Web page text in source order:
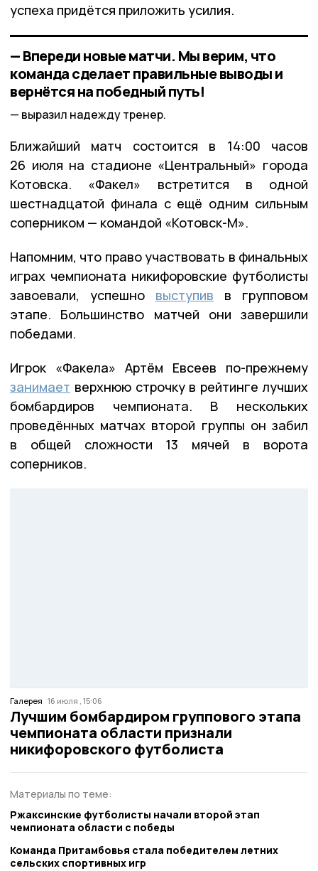
успеха придётся приложить усилия.
— Впереди новые матчи. Мы верим, что
команда сделает правильные выводы и
вернётся на победный путь!
выразил надежду тренер.
Ближайший матч состоится в 14:00 часов
26 июля на стадионе «Центральный» города
Котовска. «Факел» встретится в одной
шестнадцатой финала с ещё одним сильным
соперником — командой «Котовск-М».
Напомним, что право участвовать в финальных
играх чемпионата никифоровские футболисты
завоевали, успешно выступив в групповом
этапе. Большинство матчей они завершили
победами.
Игрок «Факела» Артём Евсеев по-прежнему
занимает верхнюю строчку в рейтинге лучших
бомбардиров чемпионата. В нескольких
проведённых матчах второй группы он забил
в общей сложности 13 мячей в ворота
соперников.
Галерея 16 июля , 15:06
Лучшим бомбардиром группового этапа
чемпионата области признали
никифоровского футболиста
Материалы по теме:
Ржаксинские футболисты начали второй этап
чемпионата области с победы
Команда Притамбовья стала победителем летних
сельских спортивных игр